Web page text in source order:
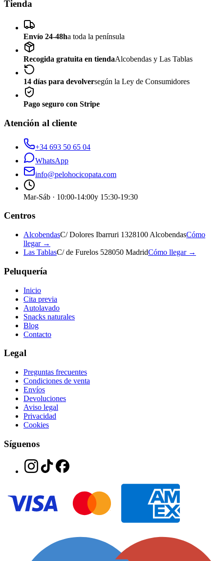
Tienda
Envío 24-48ha toda la península
Recogida gratuita en tiendaAlcobendas y Las Tablas
14 días para devolversegún la Ley de Consumidores
Pago seguro con Stripe
Atención al cliente
+34 693 50 65 04
WhatsApp
info@pelohocicopata.com
Mar-Sáb · 10:00-14:00y 15:30-19:30
Centros
AlcobendasC/ Dolores Ibarruri 1328100 AlcobendasCómo
llegar →
Las TablasC/ de Furelos 528050 MadridCómo llegar →
Peluquería
Inicio
Cita previa
Autolavado
Snacks naturales
Blog
Contacto
Legal
Preguntas frecuentes
Condiciones de venta
Envíos
Devoluciones
Aviso legal
Privacidad
Cookies
Síguenos